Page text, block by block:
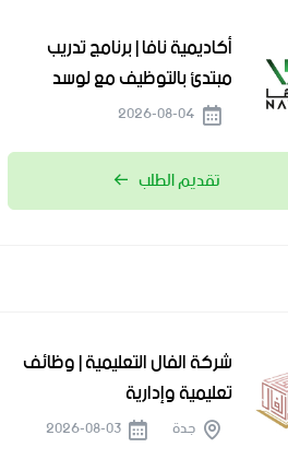
أكاديمية نافا | برنامج تدريب
مبتدئ بالتوظيف مع لوسد
تقديم الطلب
شركة الفال التعليمية | وظائف
تعليمية وإدارية
جدة